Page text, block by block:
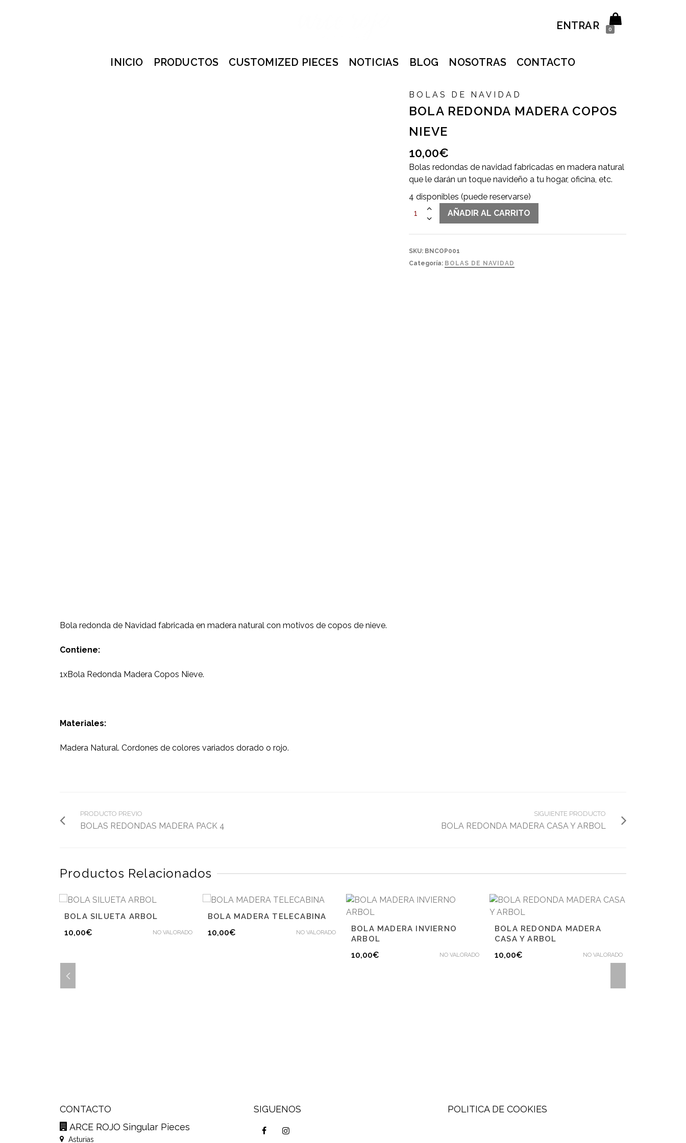
ENTRAR 0
INICIO PRODUCTOS CUSTOMIZED PIECES NOTICIAS BLOG NOSOTRAS CONTACTO
BOLAS DE NAVIDAD
BOLA REDONDA MADERA COPOS
NIEVE
10,00€
Bolas redondas de navidad fabricadas en madera natural
que le darán un toque navideño a tu hogar, oficina, etc.
4 disponibles (puede reservarse)
BOLA
REDONDA
cantidad
AÑADIR AL CARRITO
SKU: BNCOP001
Categoría: BOLAS DE NAVIDAD
Bola redonda de Navidad fabricada en madera natural con motivos de copos de nieve.
Contiene:
1xBola Redonda Madera Copos Nieve.
Materiales:
Madera Natural. Cordones de colores variados dorado o rojo.
PRODUCTO PREVIO
BOLAS REDONDAS MADERA PACK 4
SIGUIENTE PRODUCTO
BOLA REDONDA MADERA CASA Y ARBOL
Productos Relacionados
BOLA SILUETA ARBOL
NO VALORADO
10,00€
BOLA MADERA TELECABINA
NO VALORADO
10,00€
BOLA MADERA INVIERNO
ARBOL
NO VALORADO
10,00€
BOLA REDONDA MADERA
CASA Y ARBOL
NO VALORADO
10,00€
CONTACTO
ARCE ROJO Singular Pieces
Asturias
SIGUENOS POLITICA DE COOKIES